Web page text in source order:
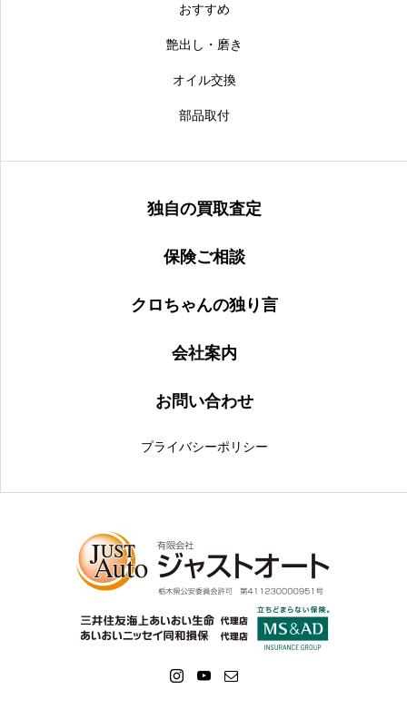
おすすめ
艶出し・磨き
オイル交換
部品取付
独自の買取査定
保険ご相談
クロちゃんの独り言
会社案内
お問い合わせ
プライバシーポリシー